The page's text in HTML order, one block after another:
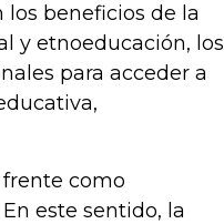
beneficios de la
y etnoeducación, los
para acceder a
como
este sentido, la